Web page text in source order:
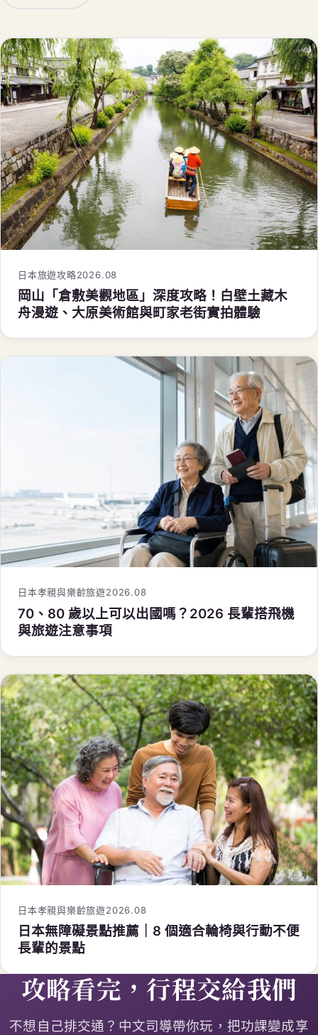
日本旅遊攻略2026.08
岡山「倉敷美觀地區」深度攻略！白壁土藏木
舟漫遊、大原美術館與町家老街實拍體驗
日本孝親與樂齡旅遊2026.08
70、80 歲以上可以出國嗎？2026 長輩搭飛機
與旅遊注意事項
日本孝親與樂齡旅遊2026.08
日本無障礙景點推薦｜8 個適合輪椅與行動不便
長輩的景點
攻略看完，行程交給我們
不想自己排交通？中文司導帶你玩，把功課變成享